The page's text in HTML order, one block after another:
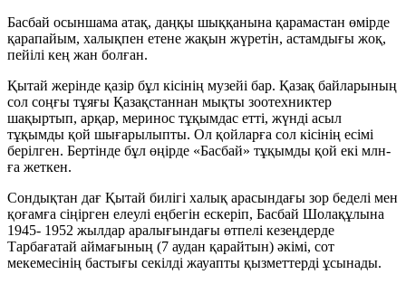
Басбай осыншама атақ, даңқы шыққанына қарамастан өмірде
қарапайым, халықпен етене жақын жүретін, астамдығы жоқ,
пейілі кең жан болған.
Қытай жерінде қазір бұл кісінің музейі бар. Қазақ байларының
сол соңғы тұяғы Қазақстаннан мықты зоотехниктер
шақыртып, арқар, меринос тұқымдас етті, жүнді асыл
тұқымды қой шығарылыпты. Ол қойларға сол кісінің есімі
берілген. Бертінде бұл өңірде «Басбай» тұқымды қой екі млн-
ға жеткен.
Сондықтан дағ Қытай билігі халық арасындағы зор беделі мен
қоғамға сіңірген елеулі еңбегін ескеріп, Басбай Шолақұлына
1945- 1952 жылдар аралығындағы өтпелі кезеңдерде
Тарбағатай аймағының (7 аудан қарайтын) әкімі, сот
мекемесінің бастығы секілді жауапты қызметтерді ұсынады.